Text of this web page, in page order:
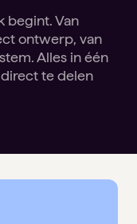
begint. Van
ontwerp, van
Alles in één
te delen